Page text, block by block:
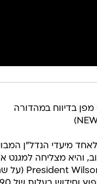
בדיווח במהדורה
מיעדי הנדל"ן
והיא מצליחה למגנט